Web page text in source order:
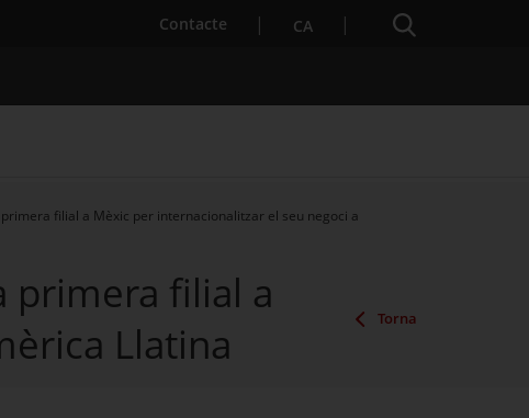
Contacte . Obre en una nova finestra.
CA Cercador
filial a Mèxic per internacionalitzar el seu negoci a
primera filial a
Llatina
Torna